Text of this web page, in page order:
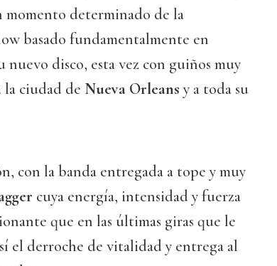
momento determinado de la
basado fundamentalmente en
nuevo disco, esta vez con guiños muy
la ciudad de Nueva Orleans y a toda su
con la banda entregada a tope y muy
cuya energía, intensidad y fuerza
que en las últimas giras que le
el derroche de vitalidad y entrega al